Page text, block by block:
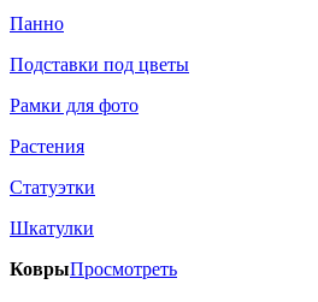
Панно
Подставки под цветы
Рамки для фото
Растения
Статуэтки
Шкатулки
КоврыПросмотреть